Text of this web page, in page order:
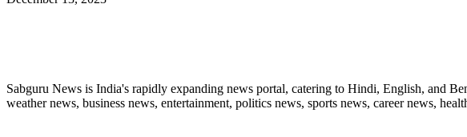
Sabguru News is India's rapidly expanding news portal, catering to Hindi, English, and
weather news, business news, entertainment, politics news, sports news, career news,